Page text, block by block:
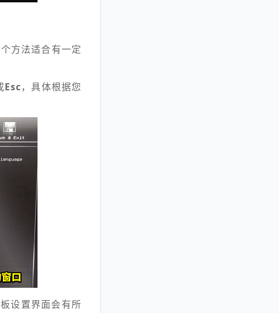
方法适合有一定
Esc，具体根据您
设置界面会有所